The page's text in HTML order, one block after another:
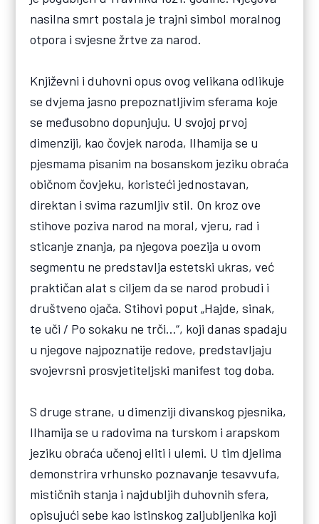
nasilna smrt postala je trajni simbol moralnog
otpora i svjesne žrtve za narod.
Književni i duhovni opus ovog velikana odlikuje
se dvjema jasno prepoznatljivim sferama koje
se međusobno dopunjuju. U svojoj prvoj
dimenziji, kao čovjek naroda, Ilhamija se u
pjesmama pisanim na bosanskom jeziku obraća
običnom čovjeku, koristeći jednostavan,
direktan i svima razumljiv stil. On kroz ove
stihove poziva narod na moral, vjeru, rad i
sticanje znanja, pa njegova poezija u ovom
segmentu ne predstavlja estetski ukras, već
praktičan alat s ciljem da se narod probudi i
društveno ojača. Stihovi poput „Hajde, sinak,
te uči / Po sokaku ne trči…“, koji danas spadaju
u njegove najpoznatije redove, predstavljaju
svojevrsni prosvjetiteljski manifest tog doba.
S druge strane, u dimenziji divanskog pjesnika,
Ilhamija se u radovima na turskom i arapskom
jeziku obraća učenoj eliti i ulemi. U tim djelima
demonstrira vrhunsko poznavanje tesavvufa,
mističnih stanja i najdubljih duhovnih sfera,
opisujući sebe kao istinskog zaljubljenika koji